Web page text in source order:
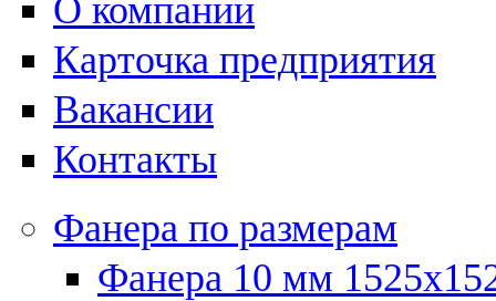
О компании
Карточка предприятия
Вакансии
Контакты
Фанера по размерам
Фанера 10 мм